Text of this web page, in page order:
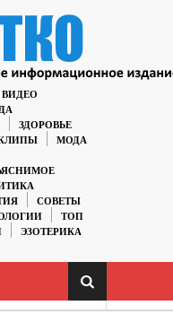
ВИДЕО
ЗДОРОВЬЕ
МОДА
СОВЕТЫ
ТОП
ЭЗОТЕРИКА